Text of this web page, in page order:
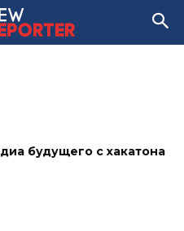
будущего с хакатона